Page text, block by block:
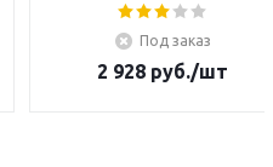
Под заказ
2 928 руб./шт